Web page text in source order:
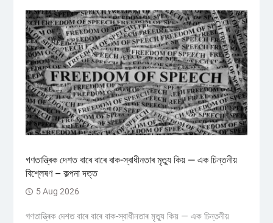
গণতান্ত্ৰিক দেশত বাৰে বাৰে বাক-স্বাধীনতাৰ মৃত্যু কিয় — এক চিন্তনীয়
বিশ্লেষণ – কল্পনা দত্ত
5 Aug 2026
গণতান্ত্ৰিক দেশত বাৰে বাৰে বাক-স্বাধীনতাৰ মৃত্যু কিয় — এক চিন্তনীয়